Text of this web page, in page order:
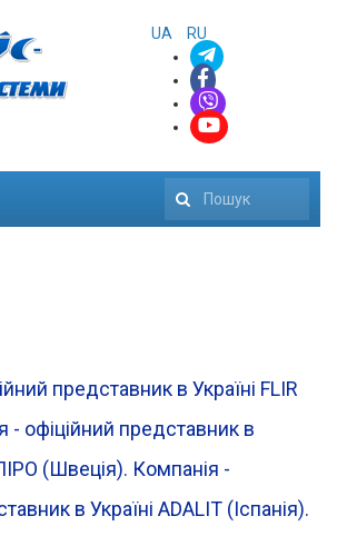
UA RU
Пошук
представник в Україні FLIR
офіційний представник в
(Швеція). Компанія -
в Україні ADALIT (Іспанія).